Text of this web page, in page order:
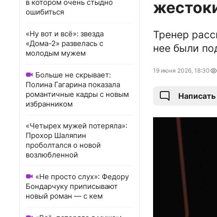
в котором очень стыдно
ошибиться
«Ну вот и всё»: звезда
«Дома-2» развелась с
молодым мужем
Больше не скрывает:
Полина Гагарина показала
романтичные кадры с новым
избранником
«Четырех мужей потеряла»:
Прохор Шаляпин
проболтался о новой
возлюбленной
«Не просто слух»: Федору
Бондарчуку приписывают
новый роман — с кем
Тренер
нее были
19 июня 2026, 18:30